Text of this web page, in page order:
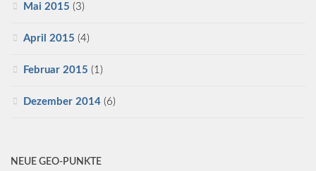
Mai 2015 (3)
April 2015 (4)
Februar 2015 (1)
Dezember 2014 (6)
NEUE GEO-PUNKTE